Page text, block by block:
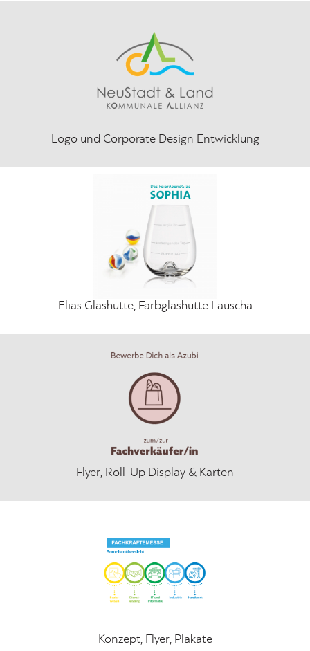
Logo und Corporate Design Entwicklung
Elias Glashütte, Farbglashütte Lauscha
Flyer, Roll-Up Display & Karten
Konzept, Flyer, Plakate